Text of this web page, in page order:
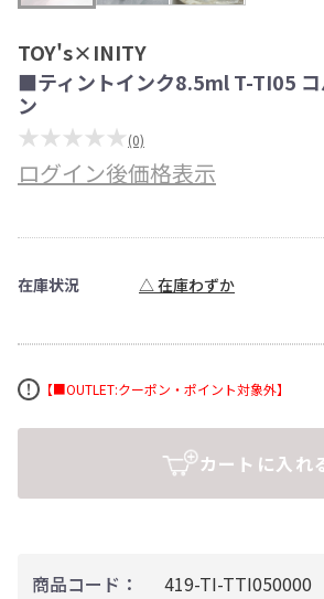
商品コード：
419-TI-TTI050000
TOY's×INITY
■ティントインク8.5ml T-TI05 コ
ン
★★★★★ (0)
ログイン後価格表示
在庫状況 △ 在庫わずか
【■OUTLET:クーポン・ポイント対象外】
カートに入れ